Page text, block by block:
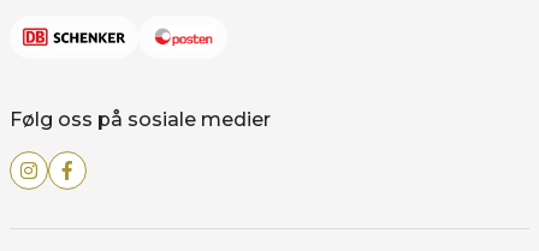
Følg oss på sosiale medier